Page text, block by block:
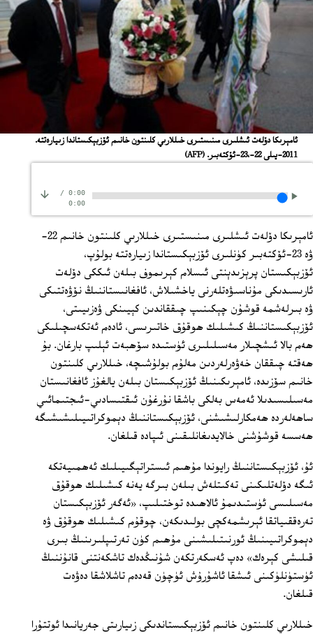
ئامېرىكا دۆلەت ئىشلىرى مىنىستىرى خىللارىي كلىنتون خانىم ئۆزبېكىستاندا زىيارەتتە.
2011-يىلى 22-،23-ئۆكتەبىر.
(AFP)
0:00
/
0:00
ئامېرىكا دۆلەت ئىشلىرى مىنىستىرى خىللارىي كلىنتون خانىم 22-
ۋە 23-ئۆكتەبىر كۈنلىرى ئۆزبېكىستاندا زىيارەتتە بولۇپ،
ئۆزبېكىستان پرېزىدېنتى ئىسلام كېرىموف بىلەن ئىككى دۆلەت
ئارىسىدىكى مۇناسىۋەتلەرنى ياخشىلاش، ئافغانىستاننىڭ نۆۋەتتىكى
ۋە بىرلەشمە قوشۇن چېكىنىپ چىققاندىن كېيىنكى ۋەزىيىتى،
ئۆزبېكىستاننىڭ كىشىلىك ھوقۇق خاتىرىسى، ئادەم ئەتكەسچىلىكى
ھەم بالا ئىشچىلار مەسىلىلىرى ئۈستىدە سۆھبەت ئېلىپ بارغان. بۇ
ھەقتە چىققان خەۋەرلەردىن مەلۇم بولۇشىچە، خىللارىي كلىنتون
خانىم سۆزىدە، ئامېرىكىنىڭ ئۆزبېكىستان بىلەن يالغۇز ئافغانىستان
مەسىلىسىدىلا ئەمەس بەلكى باشقا نۇرغۇن ئىقتىسادىي-ئىجتىمائىي
ساھەلەردە ھەمكارلىشىشنى، ئۆزبېكىستاننىڭ دېموكراتىيىلىشىشىگە
ھەسسە قوشۇشنى خالايدىغانلىقىنى ئىپادە قىلغان.
ئۇ، ئۆزبېكىستاننىڭ رايوندا مۇھىم ئىستراتېگىيىلىك ئەھمىيەتكە
ئىگە دۆلەتلىكىنى تەكىتلەش بىلەن بىرگە يەنە كىشىلىك ھوقۇق
مەسىلىسى ئۈستىدىمۇ ئالاھىدە توختىلىپ، «ئەگەر ئۆزبېكىستان
تەرەققىياتقا ئېرىشمەكچى بولىدىكەن، چوقۇم كىشىلىك ھوقۇق ۋە
دېموكراتىيىنىڭ ئورنىتىلىشىنى مۇھىم كۈن تەرتىپلىرىنىڭ بىرى
قىلىشى كېرەك» دەپ ئەسكەرتكەن شۇنىڭدەك تاشكەنتنى قانۇننىڭ
ئۈستۈنلۈكىنى ئىشقا ئاشۇرۇش ئۈچۈن قەدەم تاشلاشقا دەۋەت
قىلغان.
خىللارىي كلىنتون خانىم ئۆزبېكىستاندىكى زىيارىتى جەريانىدا ئوتتۇرا